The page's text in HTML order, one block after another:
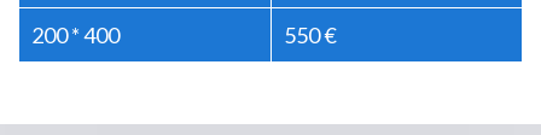
200 * 400 550 €